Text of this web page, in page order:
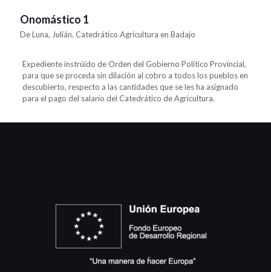
Onomástico 1
De Luna, Julián. Catedrático Agricultura en Badajo
Expediente instrúido de Orden del Gobierno Político Provincial,
para que se proceda sin dilación al cobro a todos los pueblos en
descubierto, respecto a las cantidades que se les ha asignado
para el pago del salario del Catedrático de Agricultura.